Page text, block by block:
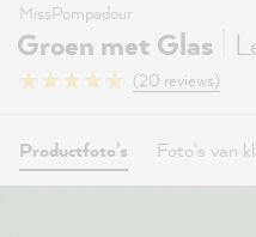
MissPompadour
Groen met Glas
(20 reviews)
Productfoto's Foto's van